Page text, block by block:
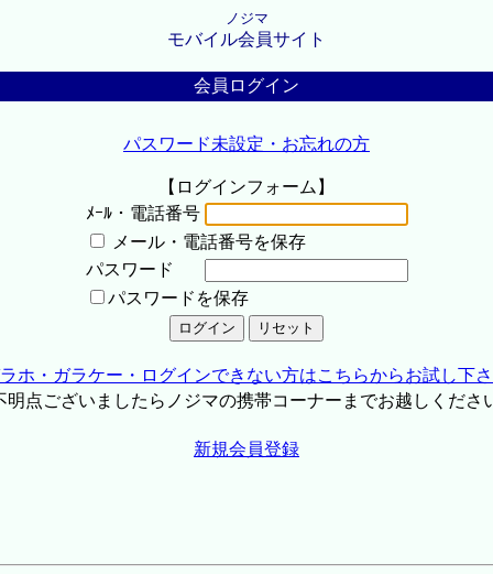
ノジマ
モバイル会員サイト
会員ログイン
パスワード未設定・お忘れの方
【ログインフォーム】
ﾒｰﾙ・電話番号
メール・電話番号を保存
パスワード
パスワードを保存
ホ・ガラケー・ログインできない方はこちらからお試し下
点ございましたらノジマの携帯コーナーまでお越しくださ
新規会員登録